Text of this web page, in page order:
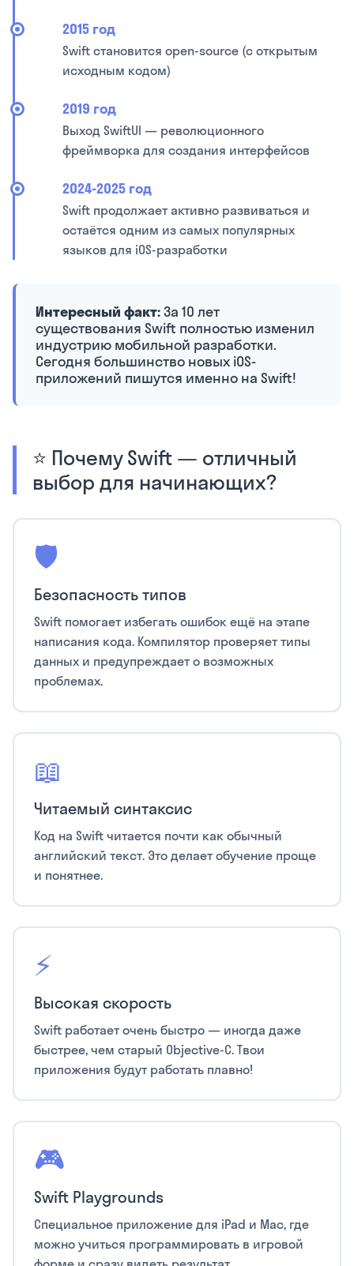
2015 год
Swift становится open-source (с открытым
исходным кодом)
2019 год
Выход SwiftUI — революционного
фреймворка для создания интерфейсов
2024-2025 год
Swift продолжает активно развиваться и
остаётся одним из самых популярных
языков для iOS-разработки
Интересный факт:За 10 лет
существования Swift полностью изменил
индустрию мобильной разработки.
Сегодня большинство новых iOS-
приложений пишутся именно на Swift!
⭐ Почему Swift — отличный
выбор для начинающих?
🛡️
Безопасность типов
Swift помогает избегать ошибок ещё на этапе
написания кода. Компилятор проверяет типы
данных и предупреждает о возможных
проблемах.
📖
Читаемый синтаксис
Код на Swift читается почти как обычный
английский текст. Это делает обучение проще
и понятнее.
⚡
Высокая скорость
Swift работает очень быстро — иногда даже
быстрее, чем старый Objective-C. Твои
приложения будут работать плавно!
🎮
Swift Playgrounds
Специальное приложение для iPad и Mac, где
можно учиться программировать в игровой